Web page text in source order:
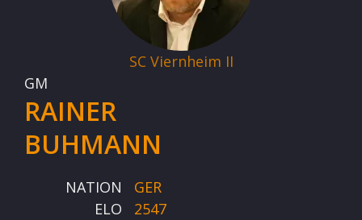
SC Viernheim II
GM
RAINER
BUHMANN
NATION
GER
ELO
2547